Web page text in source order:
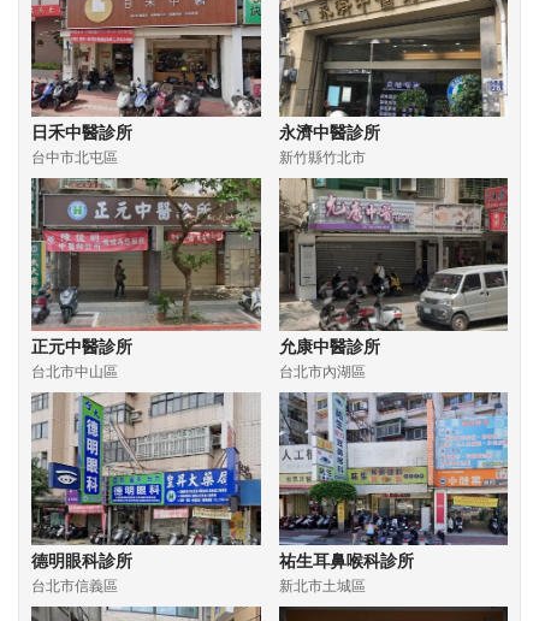
日禾中醫診所
台中市北屯區
永濟中醫診所
新竹縣竹北市
正元中醫診所
台北市中山區
允康中醫診所
台北市內湖區
德明眼科診所
台北市信義區
祐生耳鼻喉科診所
新北市土城區